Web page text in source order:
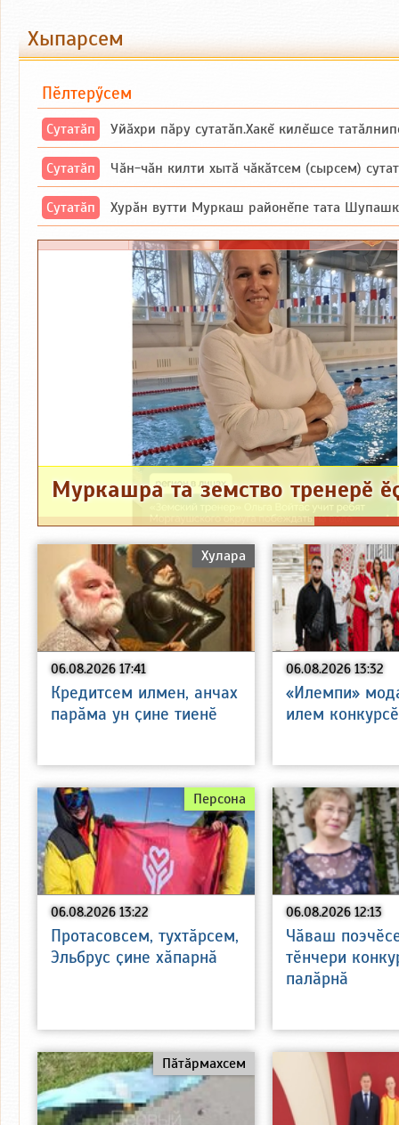
Хыпарсем
Пӗлтерӳсем
Сутатӑп Уйăхри пăру сутатăп.Хакĕ килĕшсе
Сутатӑп Чăн-чăн килти хытă чăкăтсем (сырсем) сутатпăр. Вĕсене мăн пыршă
Сутатӑп Хурăн вутти Муркаш районĕпе тата Шупашкар районĕнчи Ишлей
06.08.2026 17:41
Хулара
Кредитсем илмен, анчах
парӑма ун ҫине тиенӗ
06.08.2026 13:32
«Илемпи»
илем
06.08.2026 13:22
Персона
Протасовсем, тухтӑрсем,
Эльбрус ҫине хӑпарнӑ
06.08.2026 12:13
Чӑваш
тӗнчери
палӑрнӑ
Пӑтӑрмахсем